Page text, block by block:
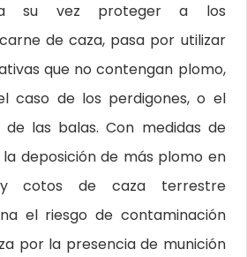
su vez proteger a los
de caza, pasa por utilizar
que no contengan plomo,
caso de los perdigones, o el
las balas. Con medidas de
deposición de más plomo en
y cotos de caza terrestre
el riesgo de contaminación
por la presencia de munición